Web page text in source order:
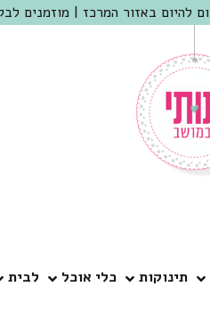
תינוקות כלי אוכל לבית